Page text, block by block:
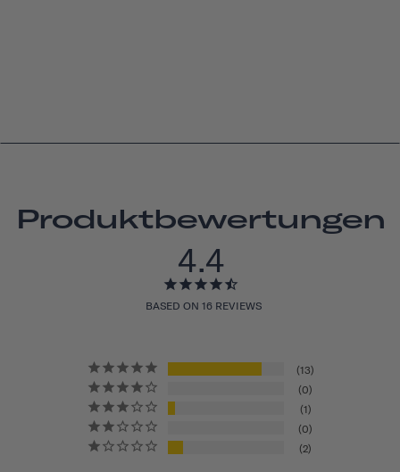
Produktbewertungen
4.4
BASED ON 16 REVIEWS
13
0
1
0
2